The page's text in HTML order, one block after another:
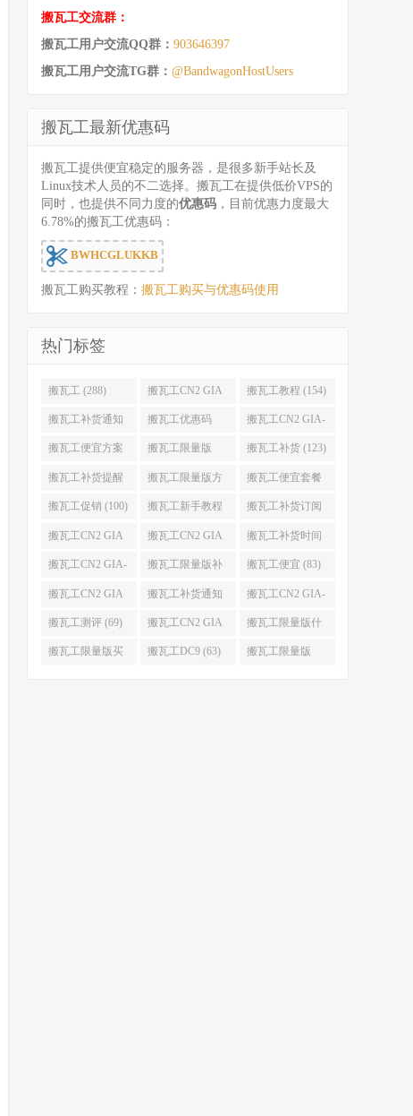
搬瓦工交流群：
搬瓦工用户交流QQ群： 903646397
搬瓦工用户交流TG群： @BandwagonHostUsers
搬瓦工最新优惠码
搬瓦工提供便宜稳定的服务器，是很多新手站长及
Linux技术人员的不二选择。搬瓦工在提供低价VPS的
同时，也提供不同力度的优惠码 ，目前优惠力度最大
6.78%的搬瓦工优惠码：
BWHCGLUKKB
搬瓦工购买教程： 搬瓦工购买与优惠码使用
热门标签
搬瓦工 (288) 搬瓦工CN2 GIA
(176)
搬瓦工教程 (154)
搬瓦工补货通知
(132)
搬瓦工优惠码
(131)
搬瓦工CN2 GIA-
E (130)
搬瓦工便宜方案
(128)
搬瓦工限量版
(126)
搬瓦工补货 (123)
搬瓦工补货提醒
(106)
搬瓦工限量版方
案 (106)
搬瓦工便宜套餐
(103)
搬瓦工促销 (100) 搬瓦工新手教程
(98)
搬瓦工补货订阅
(98)
搬瓦工CN2 GIA
便宜方案 (92)
搬瓦工CN2 GIA
限量版 (90)
搬瓦工补货时间
(89)
搬瓦工CN2 GIA-
E限量版 (84)
搬瓦工限量版补
货 (84)
搬瓦工便宜 (83)
搬瓦工CN2 GIA
优惠 (82)
搬瓦工补货通知
QQ群 (76)
搬瓦工CN2 GIA-
E便宜套餐 (76)
搬瓦工测评 (69) 搬瓦工CN2 GIA
限量版补货 (67)
搬瓦工限量版什
么时候补货 (67)
搬瓦工限量版买 搬瓦工DC9 (63) 搬瓦工限量版